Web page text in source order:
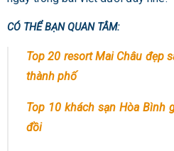
CÓ THỂ BẠN QUAN TÂM:
Top 20 resort Mai Châu đẹp
thành phố
Top 10 khách sạn Hòa Bình
đồi